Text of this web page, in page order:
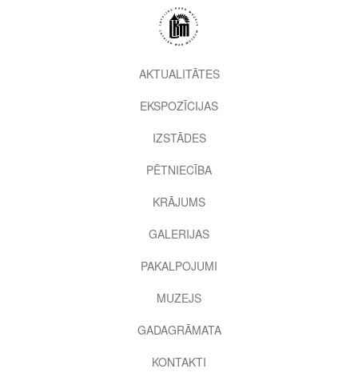
2nd
level
AKTUALITĀTES
EKSPOZĪCIJAS
IZSTĀDES
PĒTNIECĪBA
KRĀJUMS
GALERIJAS
PAKALPOJUMI
MUZEJS
GADAGRĀMATA
KONTAKTI